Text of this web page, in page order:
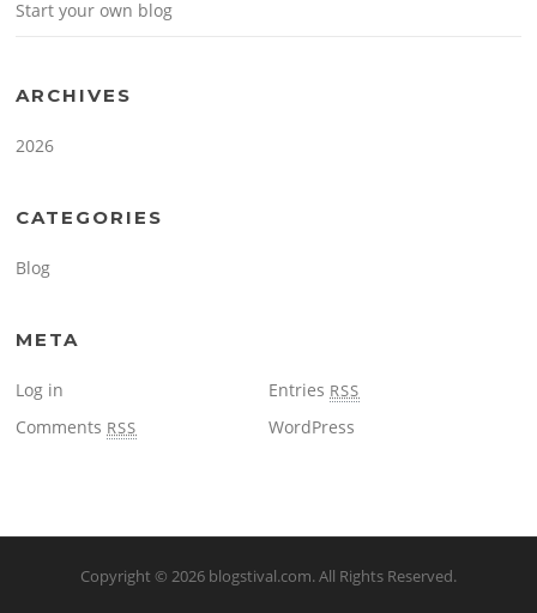
Start your own blog
ARCHIVES
2026
CATEGORIES
Blog
META
Log in Entries RSS
Comments RSS WordPress
Copyright © 2026 blogstival.com. All Rights Reserved.